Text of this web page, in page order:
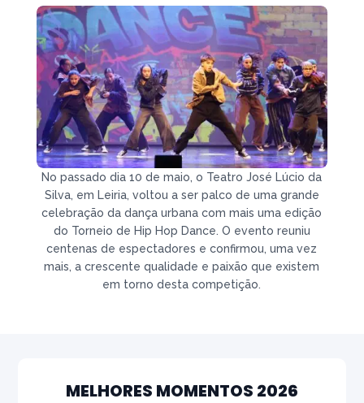
No passado dia 10 de maio, o Teatro José Lúcio da
Silva, em Leiria, voltou a ser palco de uma grande
celebração da dança urbana com mais uma edição
do Torneio de Hip Hop Dance. O evento reuniu
centenas de espectadores e confirmou, uma vez
mais, a crescente qualidade e paixão que existem
em torno desta competição.
MELHORES MOMENTOS 2026